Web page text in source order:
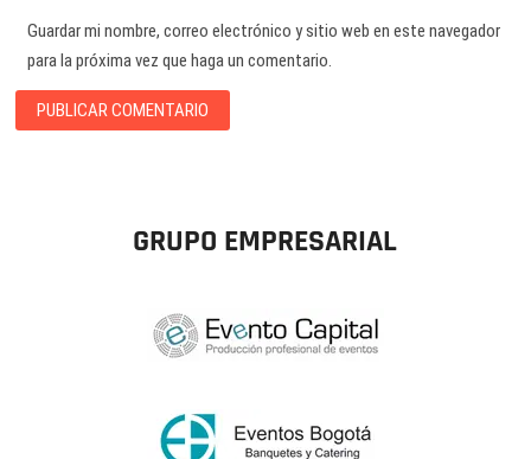
Guardar mi nombre, correo electrónico y sitio web en este navegador
para la próxima vez que haga un comentario.
GRUPO EMPRESARIAL